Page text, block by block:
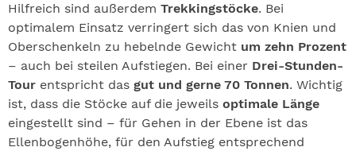
Hilfreich sind außerdem Trekkingstöcke. Bei
optimalem Einsatz verringert sich das von Knien und
Oberschenkeln zu hebelnde Gewicht um zehn Prozent
– auch bei steilen Aufstiegen. Bei einer Drei-Stunden-
Tour entspricht das gut und gerne 70 Tonnen. Wichtig
ist, dass die Stöcke auf die jeweils optimale Länge
eingestellt sind – für Gehen in der Ebene ist das
Ellenbogenhöhe, für den Aufstieg entsprechend